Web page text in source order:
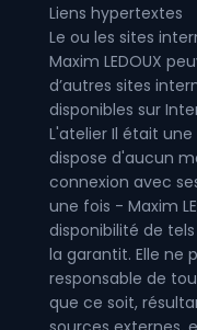
Liens hypertextes
Le ou les sites
Maxim LEDOUX
d’autres sites
disponibles sur
L'atelier Il était une
dispose d'aucun
connexion avec
une fois - Maxim
disponibilité de
la garantit. Elle ne
responsable de
que ce soit,